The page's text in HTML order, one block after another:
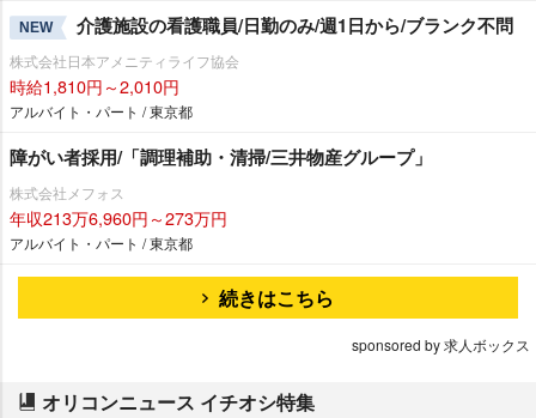
NEW 介護施設の看護職員/日勤のみ/週1日から/ブランク不問
株式会社日本アメニティライフ協会
時給1,810円～2,010円
アルバイト・パート / 東京都
障がい者採用/「調理補助・清掃/三井物産グループ」
株式会社メフォス
年収213万6,960円～273万円
アルバイト・パート / 東京都
続きはこちら
sponsored by 求人ボックス
オリコンニュース イチオシ特集